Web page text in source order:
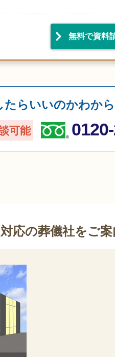
無料で資料
らいいのかわか
可能
応の葬儀社をご案